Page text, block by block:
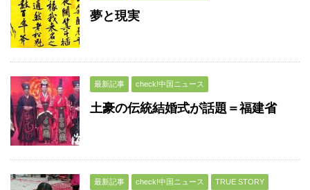
夢と現実
最新記事 check!中国ニュース
土豪の伝統結婚式が話題＝福建省
最新記事 check!中国ニュース TRUE STORY